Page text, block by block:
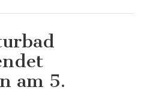
am 5.